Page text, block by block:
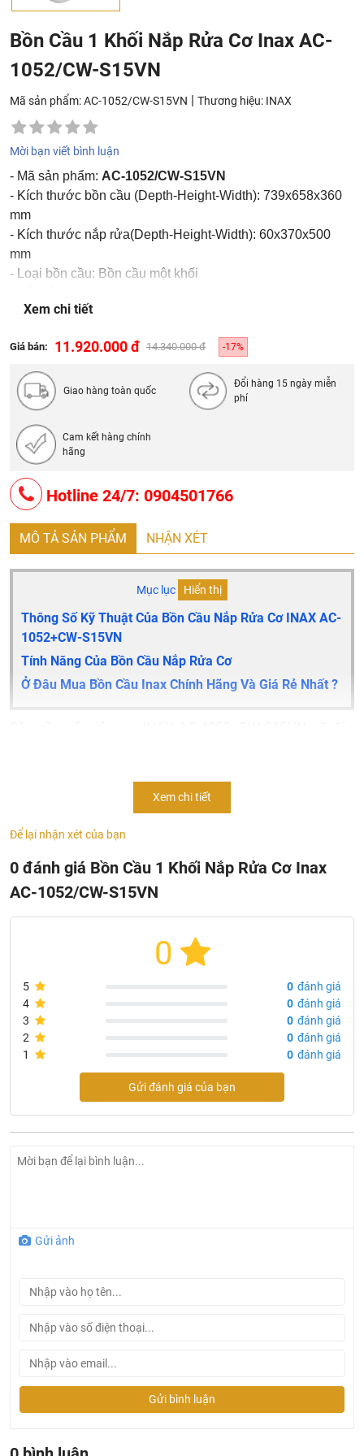
Bồn Cầu 1 Khối Nắp Rửa Cơ Inax AC-
1052/CW-S15VN
Mã sản phẩm: AC-1052/CW-S15VN | Thương hiệu: INAX
Mời bạn viết bình luận
- Mã sản phẩm: AC-1052/CW-S15VN
- Kích thước bồn cầu (Depth-Height-Width): 739x658x360
mm
- Kích thước nắp rửa(Depth-Height-Width): 60x370x500
mm
- Loại bồn cầu: Bồn cầu một khối
- Áp suất nước cấp: 0.07 - 0.75Mpa
Xem chi tiết
Giá bán: 11.920.000 đ 14.340.000 đ -17%
Giao hàng toàn quốc
Đổi hàng 15 ngày miễn
phí
Cam kết hàng chính
hãng
Hotline 24/7: 0904501766
MÔ TẢ SẢN PHẨM NHẬN XÉT
Mục lục Hiển thị
Thông Số Kỹ Thuật Của Bồn Cầu Nắp Rửa Cơ INAX AC-
1052+CW-S15VN
Tính Năng Của Bồn Cầu Nắp Rửa Cơ
Ở Đâu Mua Bồn Cầu Inax Chính Hãng Và Giá Rẻ Nhất ?
năng, giấy vệ sinh. Hơn nữa nó lại có nhiều tính năng ưu
việt bảo vệ sức khỏe người sử dụng. Tìm hiểu và lựa chọn
lắp đặt trong nhà vệ sinh của gia đình mình luôn nhé.
1052+CW-S15VN
Mã nắp rửa: CW-S15VN
Loại bồn cầu: Bồn cầu một khối
Nắp rửa cơ không dùng điện
Áp suất nước cấp: 0.07 - 0.75Mpa
Xem chi tiết
Để lại nhận xét của bạn
0 đánh giá Bồn Cầu 1 Khối Nắp Rửa Cơ Inax
AC-1052/CW-S15VN
0
5 0 đánh giá
4
0 đánh giá
3
0 đánh giá
2
0 đánh giá
1
0 đánh giá
Gửi đánh giá của bạn
Gửi ảnh
Gửi bình luận